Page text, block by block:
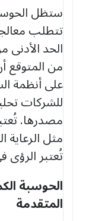
ستظل
تتطلب
من المتوقع
على أنظمة
للشركات
مصدرها.
مثل
تُعتبر
الحوسبة
المتقدمة